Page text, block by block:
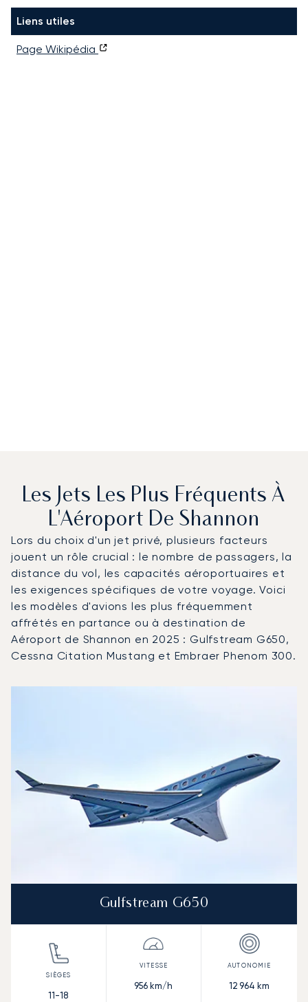
Liens utiles
Page Wikipédia
Les Jets Les Plus Fréquents À
L'Aéroport De Shannon
Lors du choix d'un jet privé, plusieurs facteurs
jouent un rôle crucial : le nombre de passagers, la
distance du vol, les capacités aéroportuaires et
les exigences spécifiques de votre voyage. Voici
les modèles d'avions les plus fréquemment
affrétés en partance ou à destination de
Aéroport de Shannon en 2025 : Gulfstream G650,
Cessna Citation Mustang et Embraer Phenom 300.
Gulfstream G650
11-18
956 km/h 12 964 km